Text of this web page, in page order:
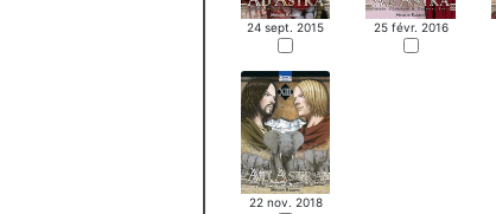
24 sept. 2015 25 févr. 2016
22 nov. 2018